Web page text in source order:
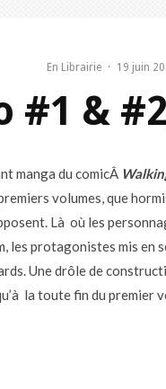
En Librairie · 19 juin
#1 &
manga du comicÂ
volumes, que
Là où les
les protagonistes mis en
Une drôle de
la toute fin du premier